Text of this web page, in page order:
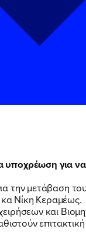
για να
την μετάβαση
Νίκη Κεραμέως.
και
και τους
Νίκης Κεραμέως
και τους
Νίκης Κεραμέως